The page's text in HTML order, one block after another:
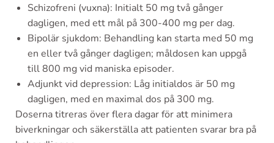
Schizofreni (vuxna): Initialt 50 mg två gånger
dagligen, med ett mål på 300-400 mg per dag.
Bipolär sjukdom: Behandling kan starta med 50 mg
en eller två gånger dagligen; måldosen kan uppgå
till 800 mg vid maniska episoder.
Adjunkt vid depression: Låg initialdos är 50 mg
dagligen, med en maximal dos på 300 mg.
Doserna titreras över flera dagar för att minimera
biverkningar och säkerställa att patienten svarar bra på